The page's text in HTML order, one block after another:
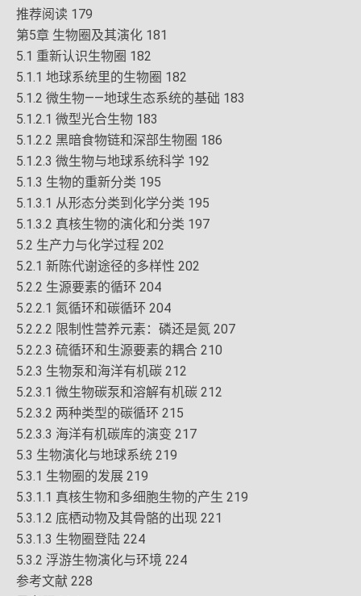
推荐阅读 179
第5章 生物圈及其演化 181
5.1 重新认识生物圈 182
5.1.1 地球系统里的生物圈 182
5.1.2 微生物——地球生态系统的基础 183
5.1.2.1 微型光合生物 183
5.1.2.2 黑暗食物链和深部生物圈 186
5.1.2.3 微生物与地球系统科学 192
5.1.3 生物的重新分类 195
5.1.3.1 从形态分类到化学分类 195
5.1.3.2 真核生物的演化和分类 197
5.2 生产力与化学过程 202
5.2.1 新陈代谢途径的多样性 202
5.2.2 生源要素的循环 204
5.2.2.1 氮循环和碳循环 204
5.2.2.2 限制性营养元素：磷还是氮 207
5.2.2.3 硫循环和生源要素的耦合 210
5.2.3 生物泵和海洋有机碳 212
5.2.3.1 微生物碳泵和溶解有机碳 212
5.2.3.2 两种类型的碳循环 215
5.2.3.3 海洋有机碳库的演变 217
5.3 生物演化与地球系统 219
5.3.1 生物圈的发展 219
5.3.1.1 真核生物和多细胞生物的产生 219
5.3.1.2 底栖动物及其骨骼的出现 221
5.3.1.3 生物圈登陆 224
5.3.2 浮游生物演化与环境 224
参考文献 228